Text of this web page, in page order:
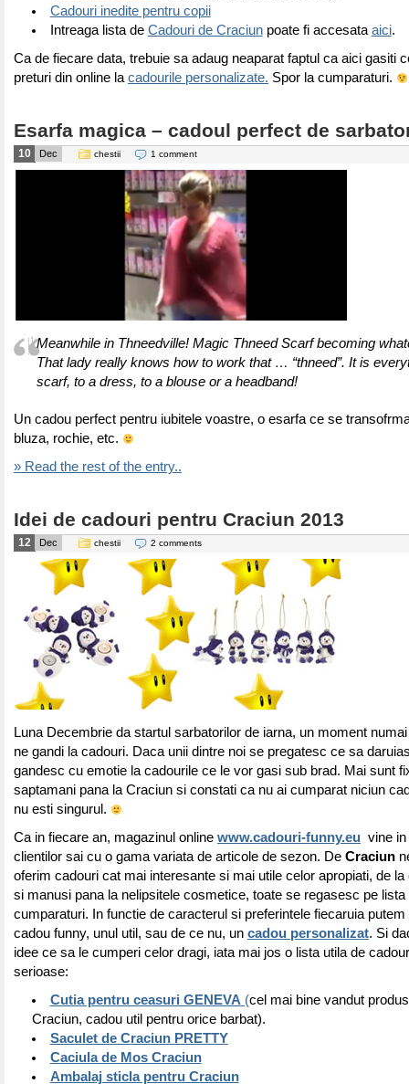
Cadouri inedite pentru copii
Intreaga lista de Cadouri de Craciunpoate fi accesata aici.
Ca de fiecare data, trebuie sa adaug neaparat faptul ca aici gasiti
preturi din online la cadourile personalizate. Spor la cumparaturi.
Esarfa magica – cadoul perfect de
10 Dec chestii 1 comment
Meanwhile in Thneedville! Magic Thneed Scarf becoming
That lady really knows how to work that … “thneed”. It is
scarf, to a dress, to a blouse or a headband!
Un cadou perfect pentru iubitele voastre, o esarfa ce se
bluza, rochie, etc.
» Read the rest of the entry..
Idei de cadouri pentru Craciun 2013
12 Dec chestii 2 comments
Luna Decembrie da startul sarbatorilor de iarna, un moment
ne gandi la cadouri. Daca unii dintre noi se pregatesc ce sa
gandesc cu emotie la cadourile ce le vor gasi sub brad. Mai sunt
saptamani pana la Craciun si constati ca nu ai cumparat niciun
nu esti singurul.
Ca in fiecare an, magazinul online www.cadouri-funny.eu vine
clientilor sai cu o gama variata de articole de sezon. De Craciun
oferim cadouri cat mai interesante si mai utile celor apropiati, de
si manusi pana la nelipsitele cosmetice, toate se regasesc pe lista
cumparaturi. In functie de caracterul si preferintele fiecaruia putem
cadou funny, unul util, sau de ce nu, un cadou personalizat. Si
idee ce sa le cumperi celor dragi, iata mai jos o lista utila de
serioase:
Cutia pentru ceasuri GENEVA (cel mai bine vandut
Craciun, cadou util pentru orice barbat).
Saculet de Craciun PRETTY
Caciula de Mos Craciun
Ambalaj sticla pentru Craciun